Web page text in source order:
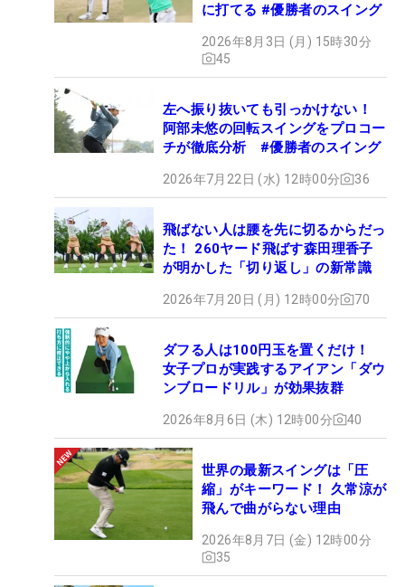
に打てる #優勝者のスイング
2026年8月3日 (月) 15時30分
45
左へ振り抜いても引っかけない！
阿部未悠の回転スイングをプロコー
チが徹底分析 #優勝者のスイング
2026年7月22日 (水) 12時00分 36
飛ばない人は腰を先に切るからだっ
た！ 260ヤード飛ばす森田理香子
が明かした「切り返し」の新常識
2026年7月20日 (月) 12時00分 70
ダフる人は100円玉を置くだけ！
女子プロが実践するアイアン「ダウ
ンブロードリル」が効果抜群
2026年8月6日 (木) 12時00分 40
世界の最新スイングは「圧
縮」がキーワード！ 久常涼が
飛んで曲がらない理由
2026年8月7日 (金) 12時00分
35